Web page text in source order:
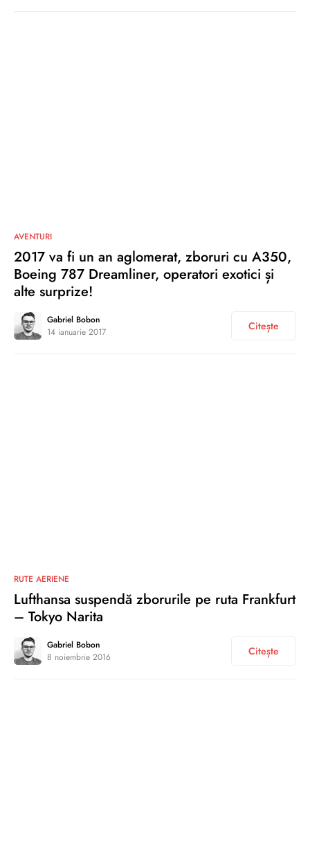
AVENTURI
2017 va fi un an aglomerat, zboruri cu A350,
Boeing 787 Dreamliner, operatori exotici și
alte surprize!
Gabriel Bobon
14 ianuarie 2017
Citește
RUTE AERIENE
Lufthansa suspendă zborurile pe ruta Frankfurt
– Tokyo Narita
Gabriel Bobon
8 noiembrie 2016
Citește